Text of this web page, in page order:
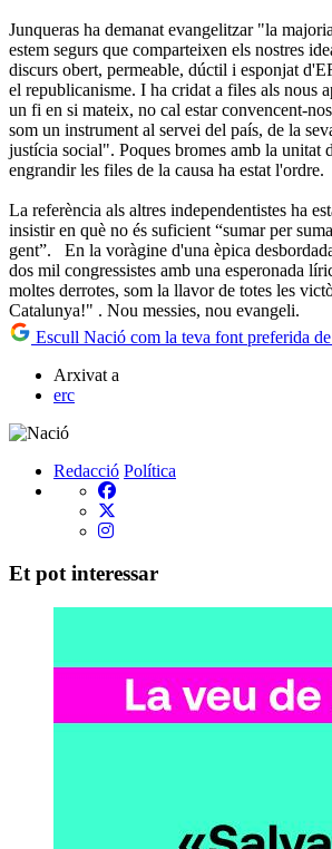
Junqueras ha demanat evangelitzar "la
estem segurs que comparteixen els nostres
discurs obert, permeable, dúctil i esponjat
el republicanisme. I ha cridat a files als nous
un fi en si mateix, no cal estar convencent-
som un instrument al servei del país, de la
justícia social". Poques bromes amb la unitat
engrandir les files de la causa ha estat l'ordre.
La referència als altres independentistes ha
insistir en què no és suficient “sumar per
gent”. En la voràgine d'una èpica
dos mil congressistes amb una esperonada
moltes derrotes, som la llavor de totes les
Catalunya!" . Nou messies, nou evangeli.
Escull Nació com la teva font preferida
Arxivat a
erc
Redacció Política
Et pot interessar